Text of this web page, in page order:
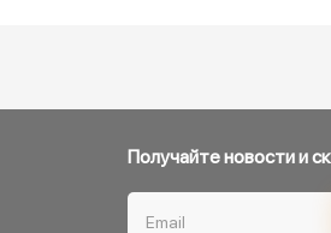
Получайте новости и